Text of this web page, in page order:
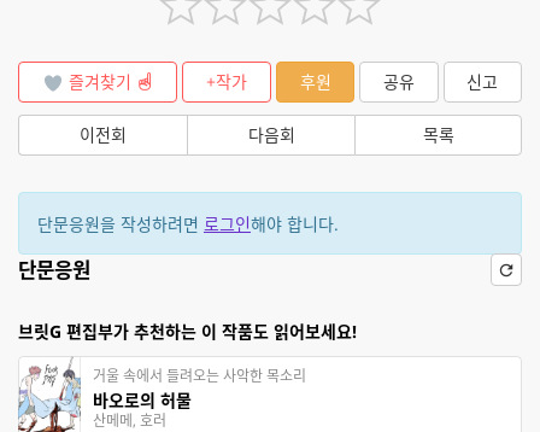
즐겨찾기 +작가 후원 공유 신고
이전회 다음회 목록
단문응원을 작성하려면 로그인해야 합니다.
단문응원
브릿G 편집부가 추천하는 이 작품도 읽어보세요!
거울 속에서 들려오는 사악한 목소리
바오로의 허물
산메메, 호러